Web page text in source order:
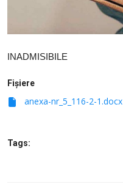
INADMISIBILE
Fișiere
anexa-nr_5_116-2-1.docx
Tags: